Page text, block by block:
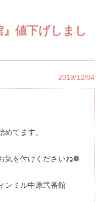
』値下げしまし
2019/12/04
てます。
気を付けくださいね❁
ンミル中原弐番館